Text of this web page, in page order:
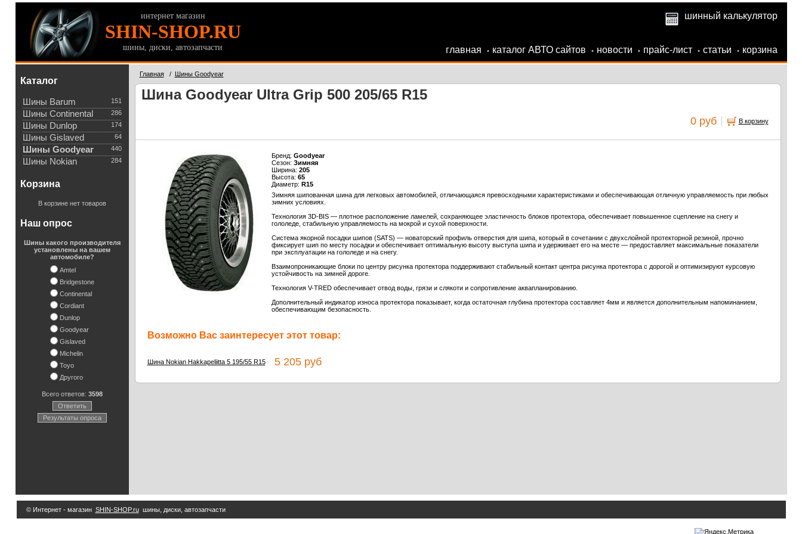
интернет магазин
SHIN-SHOP.RU
шины, диски, автозапчасти
шинный калькулятор
главная • каталог АВТО сайтов • новости • прайс-лист • статьи • корзина
Каталог
151
Шины Barum
286
Шины Continental
174
Шины Dunlop
64
Шины Gislaved
440
Шины Goodyear
284
Шины Nokian
Корзина
В корзине нет товаров
Наш опрос
Шины какого производителя
установлены на вашем
автомобиле?
Amtel
Bridgestone
Continental
Cordiant
Dunlop
Goodyear
Gislaved
Michelin
Toyo
Другого
Всего ответов: 3598
Ответить
Результаты опроса
Главная/ Шины Goodyear
Шина Goodyear Ultra Grip 500 205/65 R15
0 руб В корзину
Бренд: Goodyear
Сезон: Зимняя
Ширина: 205
Высота: 65
Диаметр: R15
Зимняя шипованная шина для легковых автомобилей, отличающаяся превосходными характеристиками и обеспечивающая отличную управляемость при любых
зимних условиях.
Технология 3D-BIS — плотное расположение ламелей, сохраняющее эластичность блоков протектора, обеспечивает повышенное сцепление на снегу и
гололеде, стабильную управляемость на мокрой и сухой поверхности.
Система якорной посадки шипов (SATS) — новаторский профиль отверстия для шипа, который в сочетании с двухслойной протекторной резиной, прочно
фиксирует шип по месту посадки и обеспечивает оптимальную высоту выступа шипа и удерживает его на месте — предоставляет максимальные показатели
при эксплуатации на гололеде и на снегу.
Взаимопроникающие блоки по центру рисунка протектора поддерживают стабильный контакт центра рисунка протектора с дорогой и оптимизируют курсовую
устойчивость на зимней дороге.
Технология V-TRED обеспечивает отвод воды, грязи и слякоти и сопротивление аквапланированию.
Дополнительный индикатор износа протектора показывает, когда остаточная глубина протектора составляет 4мм и является дополнительным напоминанием,
обеспечивающим безопасность.
Возможно Вас заинтересует этот товар:
Шина Nokian Hakkapeliitta 5 195/55 R155 205 руб
© Интернет - магазин SHIN-SHOP.ruшины, диски, автозапчасти